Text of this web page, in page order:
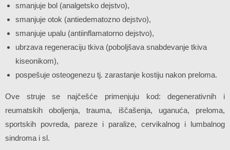
smanjuje bol (analgetsko dejstvo),
smanjuje otok (antiedematozno dejstvo),
smanjuje upalu (antiinflamatorno dejstvo),
ubrzava regeneraciju tkiva (poboljšava snabdevanje tkiva
kiseonikom),
pospešuje osteogenezu tj. zarastanje kostiju nakon preloma.
Ove struje se najčešće primenjuju kod: degenerativnih i
reumatskih oboljenja, trauma, iščašenja, uganuća, preloma,
sportskih povreda, pareze i paralize, cervikalnog i lumbalnog
sindroma i sl.